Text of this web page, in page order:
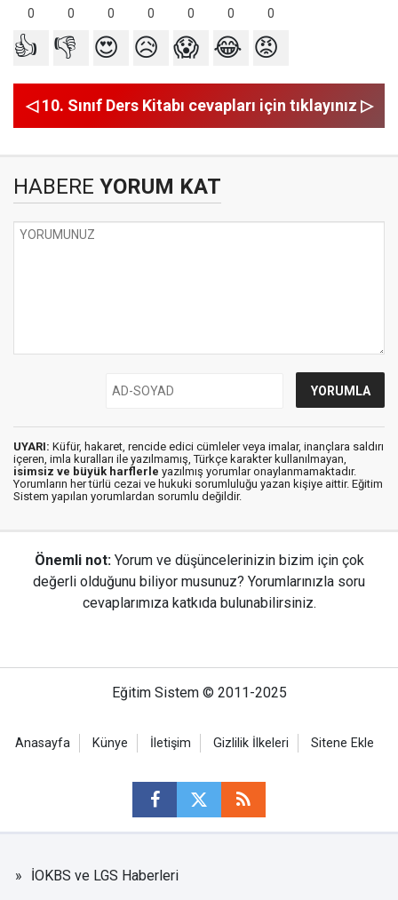
0 0 0 0 0 0 0
👍 👎 😍 😥 😱 😂 😡
◁ 10. Sınıf Ders Kitabı cevapları için tıklayınız ▷
HABERE YORUM KAT
UYARI: Küfür, hakaret, rencide edici cümleler veya imalar, inançlara saldırı
içeren, imla kuralları ile yazılmamış, Türkçe karakter kullanılmayan,
isimsiz ve büyük harflerle yazılmış yorumlar onaylanmamaktadır.
Yorumların her türlü cezai ve hukuki sorumluluğu yazan kişiye aittir. Eğitim
Sistem yapılan yorumlardan sorumlu değildir.
Önemli not: Yorum ve düşüncelerinizin bizim için çok
değerli olduğunu biliyor musunuz? Yorumlarınızla soru
cevaplarımıza katkıda bulunabilirsiniz.
Eğitim Sistem © 2011-2025
Anasayfa Künye İletişim Gizlilik İlkeleri Sitene Ekle
İOKBS ve LGS Haberleri